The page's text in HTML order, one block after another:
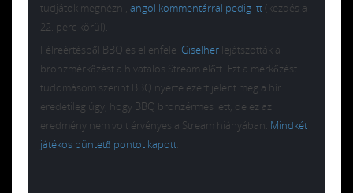
tudjátok megnézni, angol kommentárral pedig itt (kezdés a
22. perc körül).
Félreértésből BBQ és ellenfele Giselher lejátszották a
bronzmérkőzést a hivatalos Stream előtt. Ezt a mérkőzést
tudomásom szerint BBQ nyerte ezért jelent meg a hír
eredetileg úgy, hogy BBQ bronzérmes lett, de ez az
eredmény nem volt érvényes a Stream hiányában. Mindkét
játékos büntető pontot kapott.